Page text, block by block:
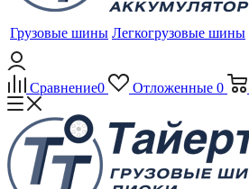
Грузовые шины Легкогрузовые шины
Сравнение0 Отложенные 0